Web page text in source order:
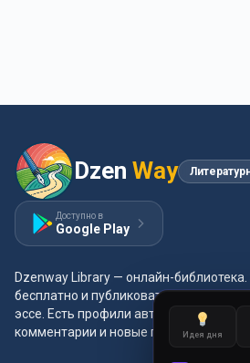
Dzen Way
Доступно в
Google Play
Dzenway Library — онлайн-
бесплатно и публиковать свои
эссе. Есть профили авторов, жанры и
комментарии и новые главы каждый
Идея дня